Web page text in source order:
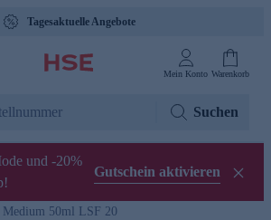
Tagesaktuelle Angebote
Mein Konto Warenkorb
Suchen
und -20%
Gutschein aktivieren
Medium 50ml LSF 20